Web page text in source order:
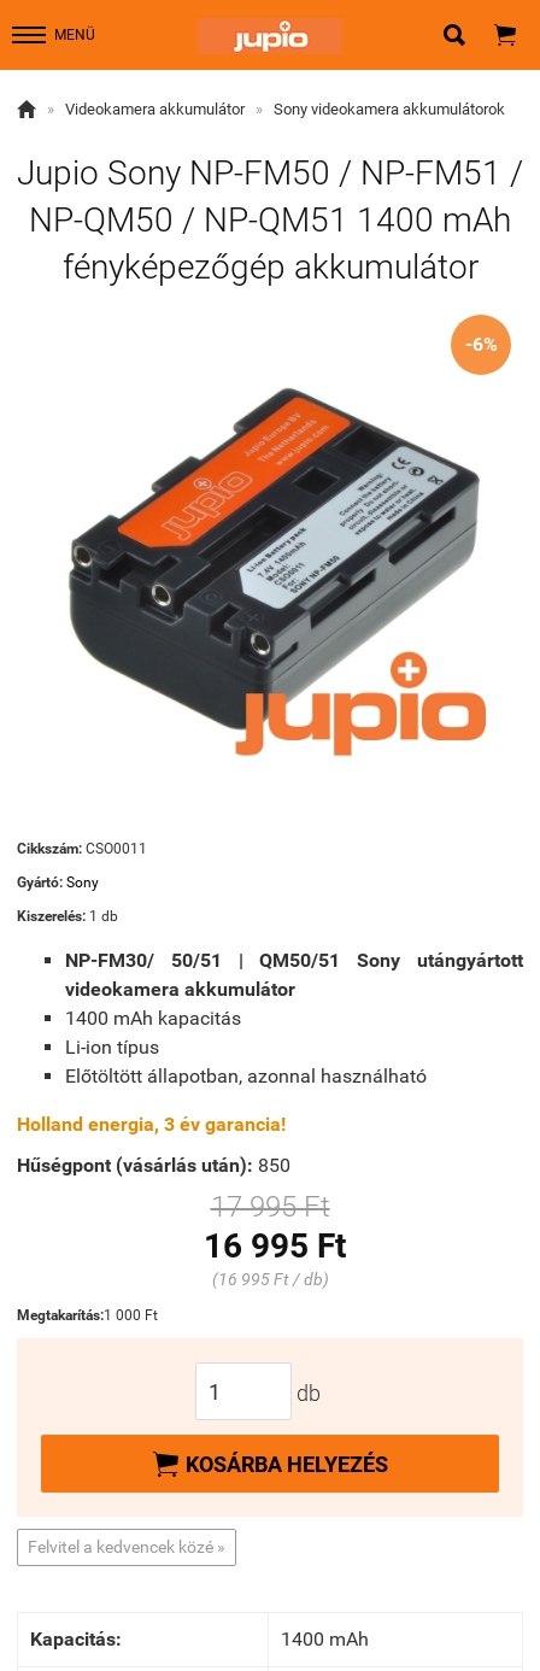
MENÜ  
 » Videokamera akkumulátor » Sony videokamera akkumulátorok
Jupio Sony NP-FM50 / NP-FM51 /
NP-QM50 / NP-QM51 1400 mAh
fényképezőgép akkumulátor
-6%
Cikkszám: CSO0011
Gyártó: Sony
Kiszerelés: 1 db
NP-FM30/ 50/51 | QM50/51 Sony utángyártott
videokamera akkumulátor
1400 mAh kapacitás
Li-ion típus
Előtöltött állapotban, azonnal használható
Holland energia, 3 év garancia!
Hűségpont (vásárlás után): 850
17 995 Ft
16 995 Ft
(16 995 Ft / db)
Megtakarítás:1 000 Ft
db
 KOSÁRBA HELYEZÉS
Felvitel a kedvencek közé »
Kapacitás: 1400 mAh